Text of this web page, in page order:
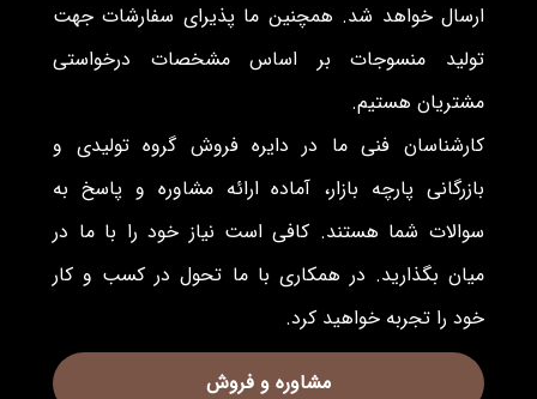
ارسال خواهد شد. همچنین ما پذیرای سفارشات جهت
تولید منسوجات بر اساس مشخصات درخواستی
مشتریان هستیم.
کارشناسان فنی ما در دایره فروش گروه تولیدی و
بازرگانی پارچه بازار، آماده ارائه مشاوره و پاسخ به
سوالات شما هستند. کافی است نیاز خود را با ما در
میان بگذارید. در همکاری با ما تحول در کسب و کار
خود را تجربه خواهید کرد.
مشاوره و فروش